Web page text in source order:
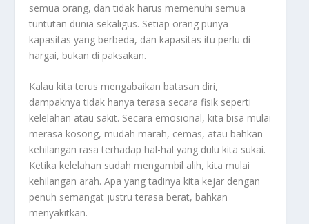
semua orang, dan tidak harus memenuhi semua
tuntutan dunia sekaligus. Setiap orang punya
kapasitas yang berbeda, dan kapasitas itu perlu di
hargai, bukan di paksakan.
Kalau kita terus mengabaikan batasan diri,
dampaknya tidak hanya terasa secara fisik seperti
kelelahan atau sakit. Secara emosional, kita bisa mulai
merasa kosong, mudah marah, cemas, atau bahkan
kehilangan rasa terhadap hal-hal yang dulu kita sukai.
Ketika kelelahan sudah mengambil alih, kita mulai
kehilangan arah. Apa yang tadinya kita kejar dengan
penuh semangat justru terasa berat, bahkan
menyakitkan.